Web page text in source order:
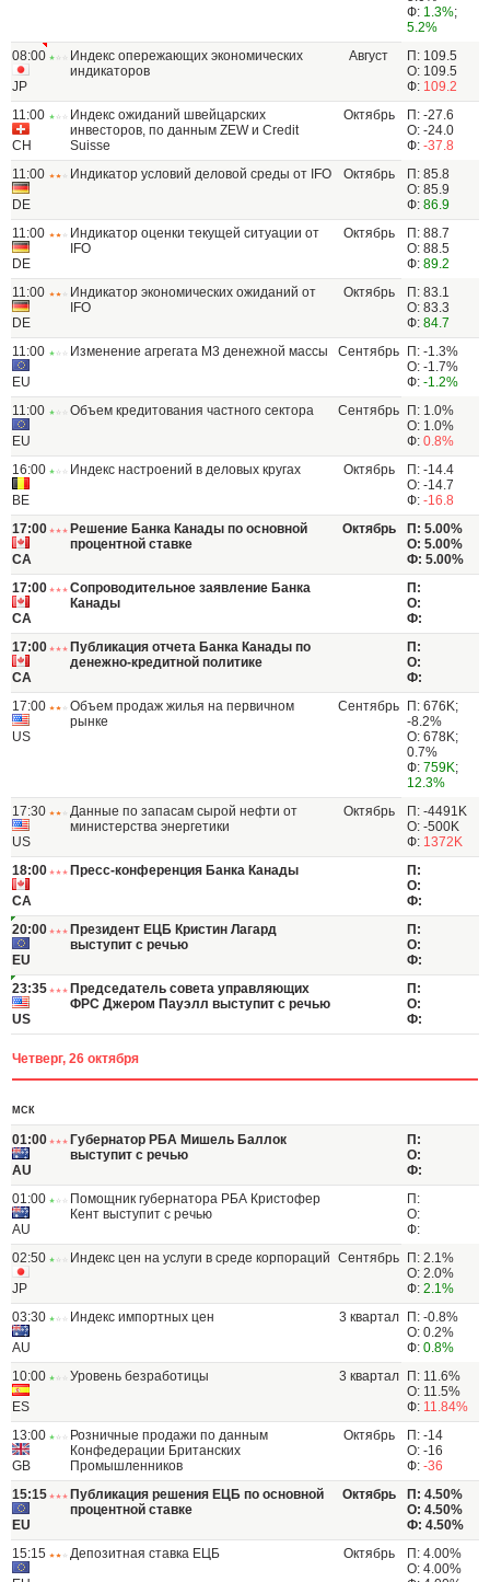
Ф: 1.3%;
5.2%
08:00
JP
Индекс опережающих экономических
индикаторов
Август
П: 109.5
О: 109.5
Ф: 109.2
11:00
CH
Индекс ожиданий швейцарских
инвесторов, по данным ZEW и Credit
Suisse
Октябрь
П: -27.6
О: -24.0
Ф: -37.8
11:00
DE
Индикатор условий деловой среды от IFO Октябрь
П: 85.8
О: 85.9
Ф: 86.9
11:00
DE
Индикатор оценки текущей ситуации от
IFO
Октябрь
П: 88.7
О: 88.5
Ф: 89.2
11:00
DE
Индикатор экономических ожиданий от
IFO
Октябрь
П: 83.1
О: 83.3
Ф: 84.7
11:00
EU
Изменение агрегата М3 денежной массы Сентябрь
П: -1.3%
О: -1.7%
Ф: -1.2%
11:00
EU
Объем кредитования частного сектора Сентябрь
П: 1.0%
О: 1.0%
Ф: 0.8%
16:00
BE
Индекс настроений в деловых кругах Октябрь
П: -14.4
О: -14.7
Ф: -16.8
17:00
CA
Решение Банка Канады по основной
процентной ставке
Октябрь
П: 5.00%
О: 5.00%
Ф: 5.00%
17:00
CA
Сопроводительное заявление Банка
Канады
П:
О:
Ф:
17:00
CA
Публикация отчета Банка Канады по
денежно-кредитной политике
П:
О:
Ф:
17:00
US
Объем продаж жилья на первичном
рынке
Сентябрь
П: 676K;
-8.2%
О: 678K;
0.7%
Ф: 759K;
12.3%
17:30
US
Данные по запасам сырой нефти от
министерства энергетики
Октябрь
П: -4491K
О: -500K
Ф: 1372K
18:00
CA
Пресс-конференция Банка Канады
П:
О:
Ф:
20:00
EU
Президент ЕЦБ Кристин Лагард
выступит с речью
П:
О:
Ф:
23:35
US
Председатель совета управляющих
ФРС Джером Пауэлл выступит с речью
П:
О:
Ф:
Четверг, 26 октября
МСК
01:00
AU
Губернатор РБА Мишель Баллок
выступит с речью
П:
О:
Ф:
01:00
AU
Помощник губернатора РБА Кристофер
Кент выступит с речью
П:
О:
Ф:
02:50
JP
Индекс цен на услуги в среде корпораций Сентябрь
П: 2.1%
О: 2.0%
Ф: 2.1%
03:30
AU
Индекс импортных цен 3 квартал
П: -0.8%
О: 0.2%
Ф: 0.8%
10:00
ES
Уровень безработицы 3 квартал
П: 11.6%
О: 11.5%
Ф: 11.84%
13:00
GB
Розничные продажи по данным
Конфедерации Британских
Промышленников
Октябрь
П: -14
О: -16
Ф: -36
15:15
EU
Публикация решения ЕЦБ по основной
процентной ставке
Октябрь
П: 4.50%
О: 4.50%
Ф: 4.50%
15:15
Депозитная ставка ЕЦБ Октябрь
П: 4.00%
О: 4.00%